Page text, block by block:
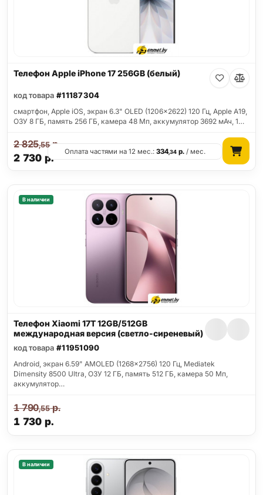
Телефон Apple iPhone 17 256GB (белый)
код товара #11187304
смартфон, Apple iOS, экран 6.3" OLED (1206x2622) 120 Гц, Apple A19,
ОЗУ 8 ГБ, память 256 ГБ, камера 48 Мп, аккумулятор 3692 мАч, 1…
2 730 р.
2 825,55р.
Оплата частями на 12 мес.:334,34 р. / мес.
В наличии
Телефон Xiaomi 17T 12GB/512GB
международная версия (светло-сиреневый)
код товара #11951090
Android, экран 6.59" AMOLED (1268x2756) 120 Гц, Mediatek
Dimensity 8500 Ultra, ОЗУ 12 ГБ, память 512 ГБ, камера 50 Мп,
аккумулятор…
1 730 р.
1 790,55р.
В наличии